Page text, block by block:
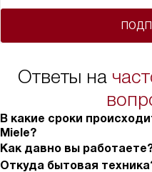
Ответы на
В какие сроки
Miele?
Как давно вы
Откуда бытовая